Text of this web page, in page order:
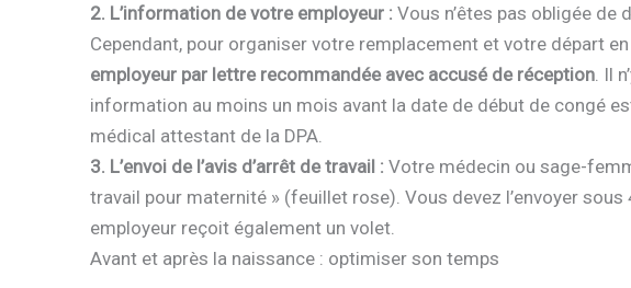
2. L’information de votre employeur : Vous n’êtes pas obligée de
Cependant, pour organiser votre remplacement et votre départ
employeur par lettre recommandée avec accusé de réception . Il
information au moins un mois avant la date de début de congé
médical attestant de la DPA.
3. L’envoi de l’avis d’arrêt de travail : Votre médecin ou sage-
travail pour maternité » (feuillet rose). Vous devez l’envoyer sous
employeur reçoit également un volet.
Avant et après la naissance : optimiser son temps